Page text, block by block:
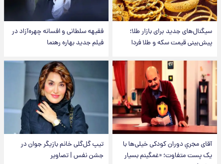
سیگنال‌های جدید برای بازار طلا؛
پیش‌بینی قیمت سکه و طلا فردا
فقیهه سلطانی و افسانه چهره‌آزاد در
فیلم جدید بهاره رهنما
آقای مجریِ دوران کودکی خیلی‌ها با
یک پست متفاوت؛ «غمگینم بسیار
تیپ گل‌گلی خانم بازیگر جوان در
جشن نفس | تصاویر